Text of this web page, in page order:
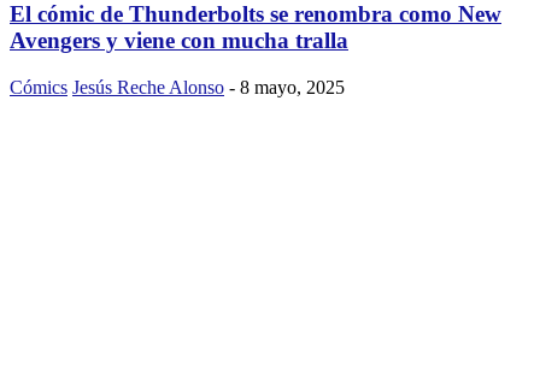
El cómic de Thunderbolts se renombra como New
Avengers y viene con mucha tralla
Cómics Jesús Reche Alonso - 8 mayo, 2025